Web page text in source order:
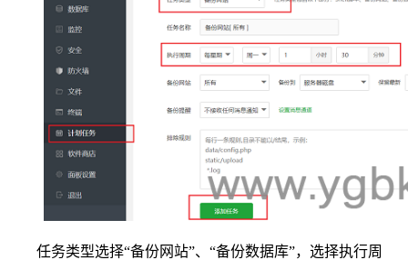
任务类型选择“备份网站”、“备份数据库”，选择执行周